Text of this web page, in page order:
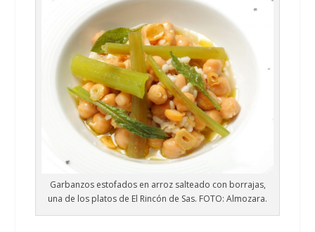
Garbanzos estofados en arroz salteado con borrajas,
una de los platos de El Rincón de Sas. FOTO: Almozara.